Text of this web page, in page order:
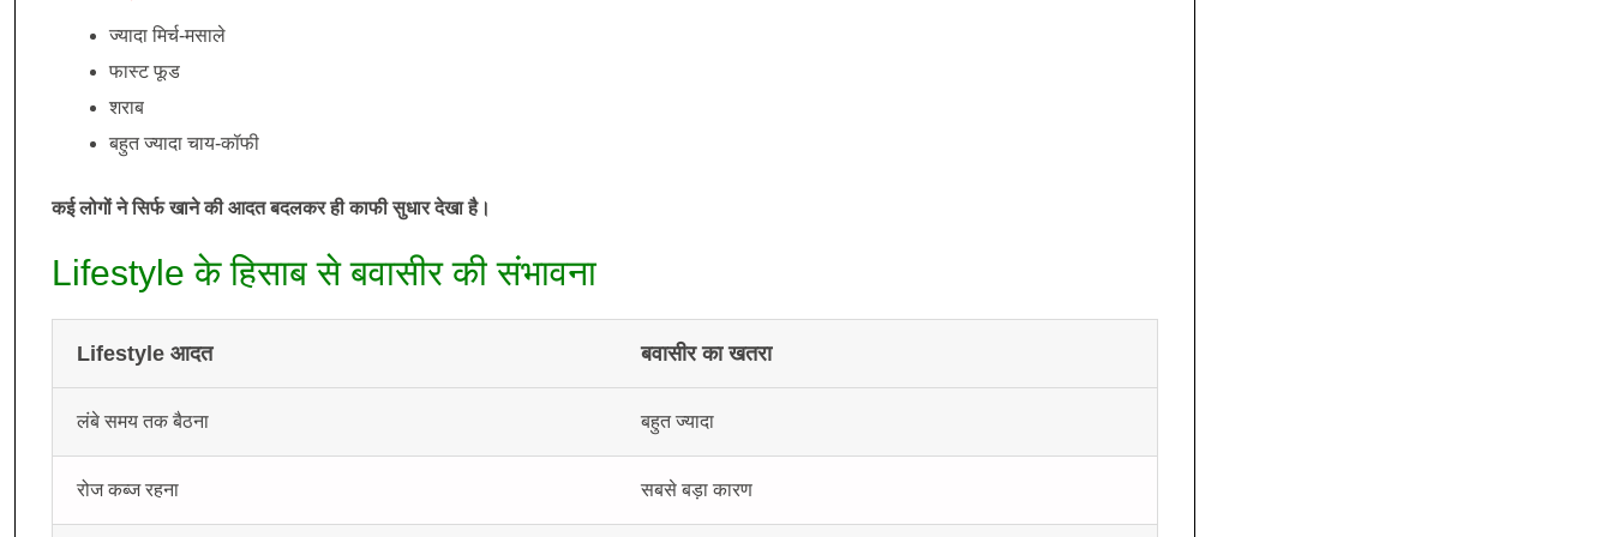
ज्यादा मिर्च-मसाले
फास्ट फूड
शराब
बहुत ज्यादा चाय-कॉफी
कई लोगों ने सिर्फ खाने की आदत बदलकर ही काफी सुधार देखा है।
Lifestyle के हिसाब से बवासीर की संभावना
Lifestyle आदत बवासीर का खतरा
लंबे समय तक बैठना बहुत ज्यादा
रोज कब्ज रहना सबसे बड़ा कारण